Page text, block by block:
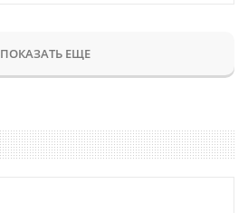
ПОКАЗАТЬ ЕЩЕ